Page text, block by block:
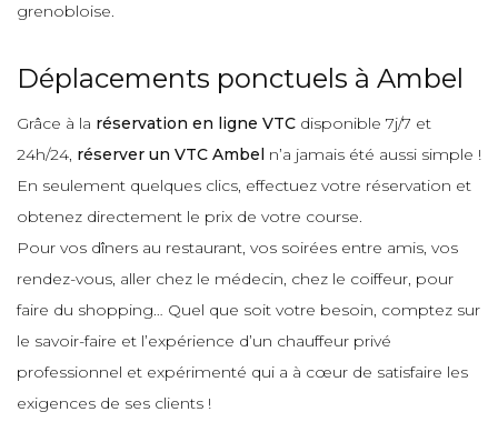
grenobloise.
Déplacements ponctuels à Ambel
Grâce à la réservation en ligne VTC disponible 7j/7 et
24h/24, réserver un VTC Ambel n’a jamais été aussi simple !
En seulement quelques clics, effectuez votre réservation et
obtenez directement le prix de votre course.
Pour vos dîners au restaurant, vos soirées entre amis, vos
rendez-vous, aller chez le médecin, chez le coiffeur, pour
faire du shopping… Quel que soit votre besoin, comptez sur
le savoir-faire et l’expérience d’un chauffeur privé
professionnel et expérimenté qui a à cœur de satisfaire les
exigences de ses clients !